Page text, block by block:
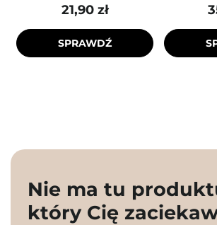
21,90 zł
SPRAWDŹ
Nie ma tu
który Cię